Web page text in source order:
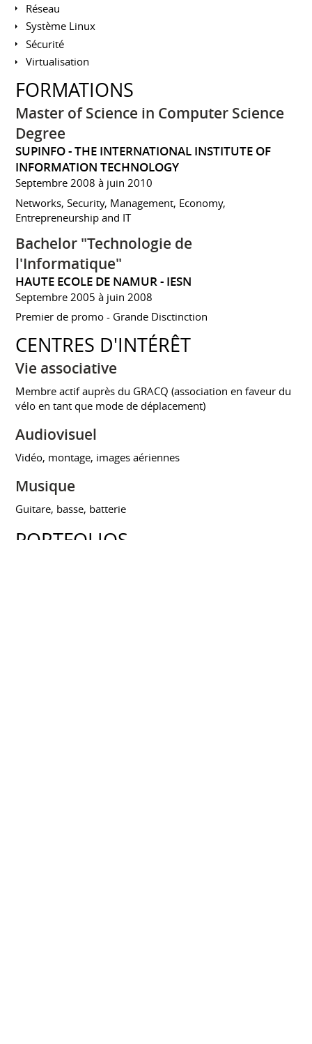
Réseau
Système Linux
Sécurité
Virtualisation
FORMATIONS
Master of Science in Computer Science
Degree
SUPINFO - THE INTERNATIONAL INSTITUTE OF
INFORMATION TECHNOLOGY
Septembre 2008 à juin 2010
Networks, Security, Management, Economy,
Entrepreneurship and IT
Bachelor "Technologie de
l'Informatique"
HAUTE ECOLE DE NAMUR - IESN
Septembre 2005 à juin 2008
Premier de promo - Grande Disctinction
CENTRES D'INTÉRÊT
Vie associative
Membre actif auprès du GRACQ (association en faveur du
vélo en tant que mode de déplacement)
Audiovisuel
Vidéo, montage, images aériennes
Musique
Guitare, basse, batterie
PORTFOLIOS